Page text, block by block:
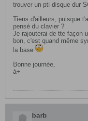
trouver un pti disque dur
Tiens d'ailleurs, puisque
pensé du clavier ?
Je rajouterai de tte façon
bon, c'est quand même
la base
Bonne journée,
à+
barb